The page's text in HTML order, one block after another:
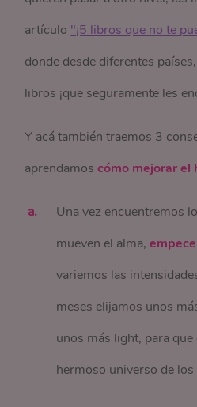
artículo "¡5 libros que no te
donde desde diferentes
libros ¡que seguramente les
Y acá también traemos 3
aprendamos cómo mejorar el
Una vez encuentremos
mueven el alma,
variemos las
meses elijamos unos
unos más light, para
hermoso universo de